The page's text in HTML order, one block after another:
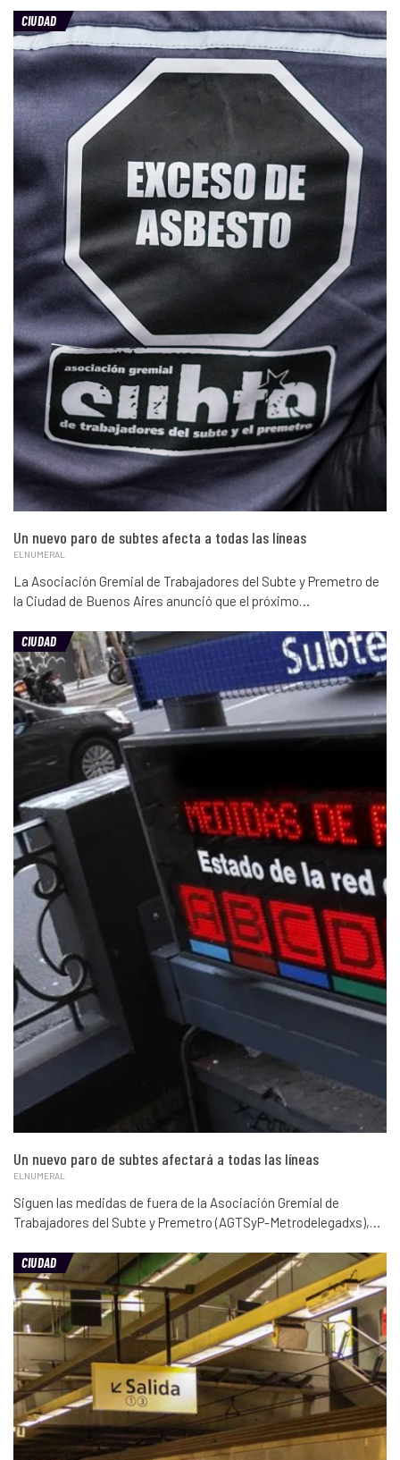
CIUDAD
Un nuevo paro de subtes afecta a todas las líneas
ELNUMERAL
La Asociación Gremial de Trabajadores del Subte y Premetro de
la Ciudad de Buenos Aires anunció que el próximo…
CIUDAD
Un nuevo paro de subtes afectará a todas las líneas
ELNUMERAL
Siguen las medidas de fuera de la Asociación Gremial de
Trabajadores del Subte y Premetro (AGTSyP-Metrodelegadxs),…
CIUDAD